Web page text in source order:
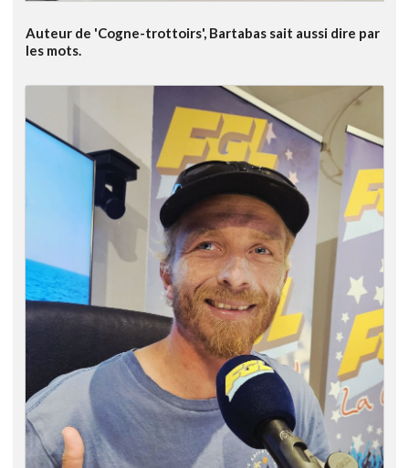
Auteur de 'Cogne-trottoirs', Bartabas sait aussi dire par
les mots.